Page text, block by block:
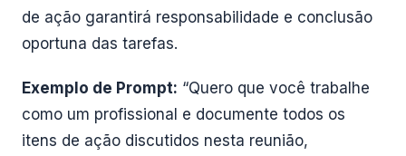
de ação garantirá responsabilidade e conclusão
oportuna das tarefas.
Exemplo de Prompt: “Quero que você trabalhe
como um profissional e documente todos os
itens de ação discutidos nesta reunião,